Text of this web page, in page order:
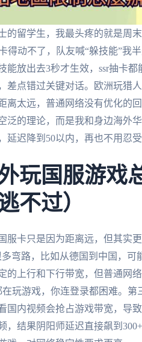
的留学生，我最头疼的就是
得动不了，队友喊“躲技能”我
能放出去3秒才生效，ssr抽卡
差点错过关键对话。欧洲玩猎
离太远，普通网络没有优化的
泛的理论，而是我和身边海
延迟降到50以内，再也不用忍受
玩国服游戏
不过）
服卡只是因为距离远，但其实
弯路，比如从德国到中国，
的上行和下行带宽，但普通
玩游戏，你连登录都困难。
国内视频会抢占游戏带宽，导
，结果阴阳师延迟直接飙到